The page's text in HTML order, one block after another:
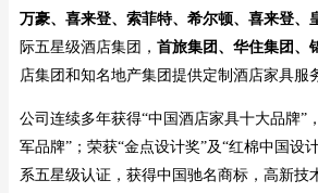
万豪、喜来登、索菲特、希尔顿、喜来登、
际五星级酒店集团， 首旅集团、华住集团、
店集团和知名地产集团提供定制酒店家具服
公司连续多年获得“中国酒店家具十大品牌”
军品牌”；荣获“金点设计奖”及“红棉中国设
系五星级认证，获得中国驰名商标，高新技